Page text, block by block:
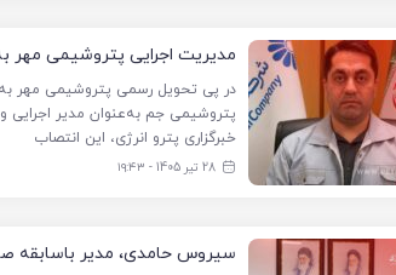
مدیریت اجرایی پتروشیمی مهر
در پی تحویل رسمی پتروشیمی مهر
پتروشیمی جم به‌عنوان مدیر
خبرگزاری پترو انرژی، این انتصاب
28 تیر 1405 - ۱۹:۴۳
سیروس حامدی، مدیر باسابقه